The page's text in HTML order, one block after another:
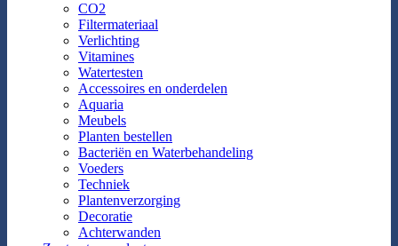
CO2
Filtermateriaal
Verlichting
Vitamines
Watertesten
Accessoires en onderdelen
Aquaria
Meubels
Planten bestellen
Bacteriën en Waterbehandeling
Voeders
Techniek
Plantenverzorging
Decoratie
Achterwanden